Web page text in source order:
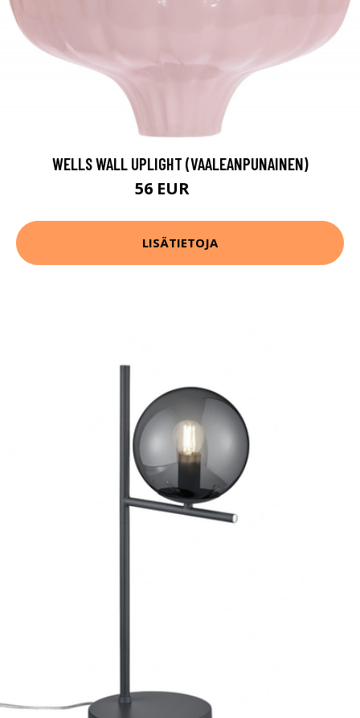
WELLS WALL UPLIGHT (VAALEANPUNAINEN)
56 EUR
LISÄTIETOJA